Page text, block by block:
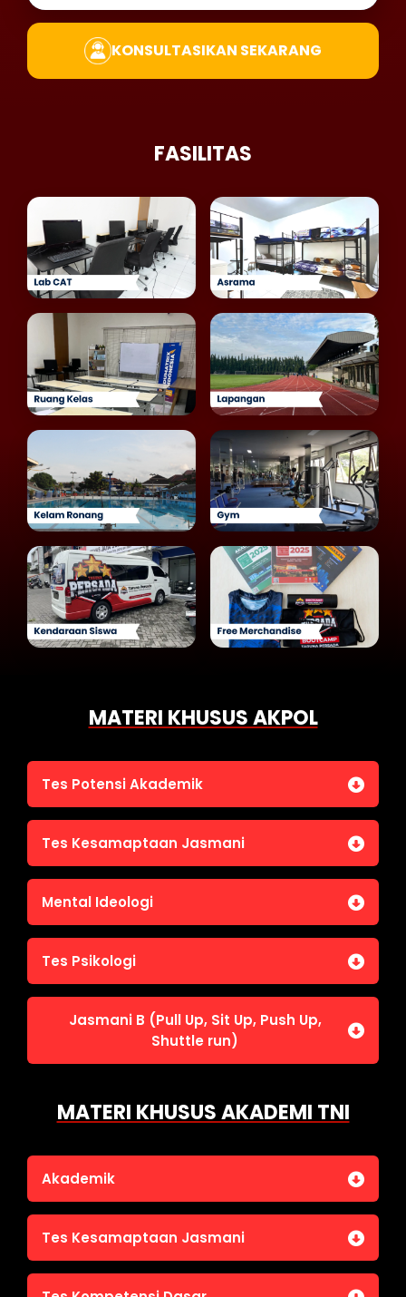
KONSULTASIKAN SEKARANG
FASILITAS
MATERI KHUSUS AKPOL
Tes Potensi Akademik
Bahasa Indonesia
Penalaran Numerik
Pengetahuan Umum (termasuk UU Kepolisian)
Tes Wawasan Kebangsaan
Tes Kesamaptaan Jasmani
Jasmani A (Lari 12 menit)
Mental Ideologi
Mental Ideologi
Tes Psikologi
Tes Kecerdasan
Tes Kecermatan
Tes Kepribadian
Jasmani B (Pull Up, Sit Up, Push Up,
Shuttle run)
MATERI KHUSUS AKADEMI TNI
Akademik
Bahasa Indonesia
IPA
Tes Kesamaptaan Jasmani
Jasmani A (Lari 12 menit)